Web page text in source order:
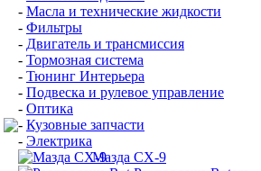
- Масла и технические жидкости
- Фильтры
- Двигатель и трансмиссия
- Тормозная система
- Тюнинг Интерьера
- Подвеска и рулевое управление
- Оптика
- Кузовные запчасти
- Электрика
Мазда СХ-9